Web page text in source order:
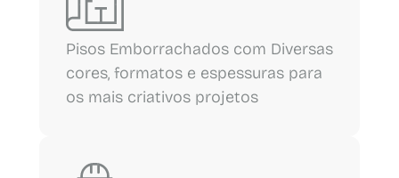
Pisos Emborrachados com Diversas
cores, formatos e espessuras para
os mais criativos projetos